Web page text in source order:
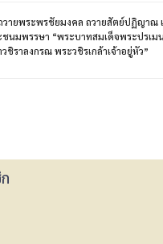
ายพระพรชัยมงคล ถวายสัตย์ปฏิญาณ
นมพรรษา “พระบาทสมเด็จพระปรเม
ชิราลงกรณ พระวชิรเกล้าเจ้าอยู่หัว”